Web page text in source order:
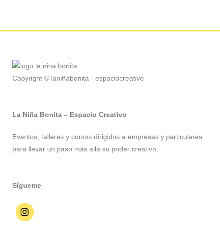
Copyright © laniñabonita - espaciocreativo
La Niña Bonita – Espacio Creativo
Eventos, talleres y cursos dirigidos a empresas y particulares
para llevar un paso más allá su poder creativo.
Sígueme